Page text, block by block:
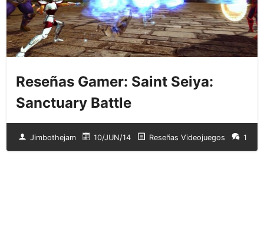
Reseñas Gamer: Saint Seiya:
Sanctuary Battle
Jimbothejam 10/JUN/14 Reseñas Videojuegos 1